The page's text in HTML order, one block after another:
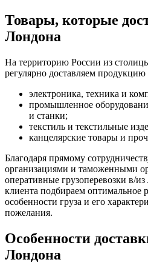
Товары, которые
Лондона
На территорию России из
регулярно доставляем
электроника, техника и
промышленное
и станки;
текстиль и текстильные
канцелярские товары и
Благодаря прямому
организациями и таможенными
оперативные грузоперевозки в/
клиента подбираем оптимальное
особенности груза и его
пожелания.
Особенности
Лондона